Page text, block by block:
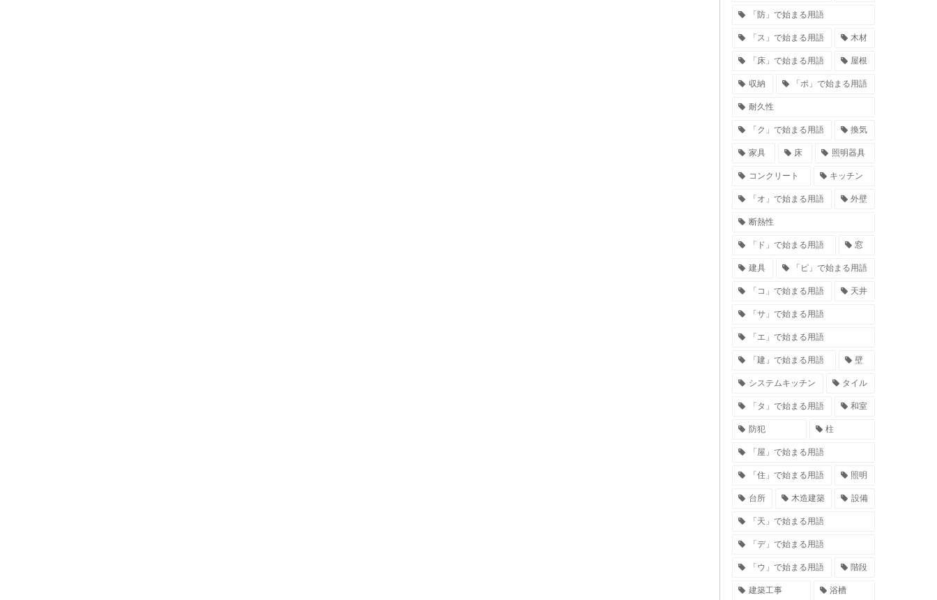
「防」で始まる用語
「ス」で始まる用語 木材
「床」で始まる用語 屋根
収納 「ポ」で始まる用語
耐久性
「ク」で始まる用語 換気
家具 床 照明器具
コンクリート キッチン
「オ」で始まる用語 外壁
断熱性
「ド」で始まる用語 窓
建具 「ピ」で始まる用語
「コ」で始まる用語 天井
「サ」で始まる用語
「エ」で始まる用語
「建」で始まる用語 壁
システムキッチン タイル
「タ」で始まる用語 和室
防犯 柱
「屋」で始まる用語
「住」で始まる用語 照明
台所 木造建築 設備
「天」で始まる用語
「デ」で始まる用語
「ウ」で始まる用語 階段
建築工事 浴槽